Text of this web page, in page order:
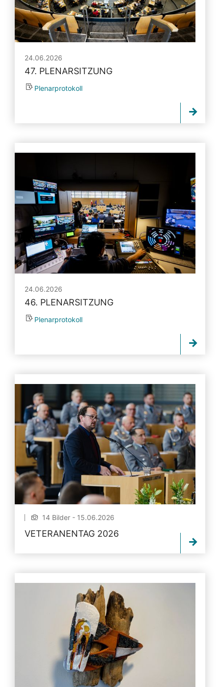
24.06.2026
47. PLENARSITZUNG
Plenarprotokoll
24.06.2026
46. PLENARSITZUNG
Plenarprotokoll
14 Bilder - 15.06.2026
VETERANENTAG 2026